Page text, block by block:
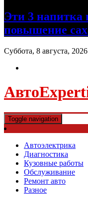
Эти 3
повышение
Суббота, 8 августа, 2026
Toggle navigation
Автоэлектрика
Диагностика
Кузовные работы
Обслуживание
Ремонт авто
Разное